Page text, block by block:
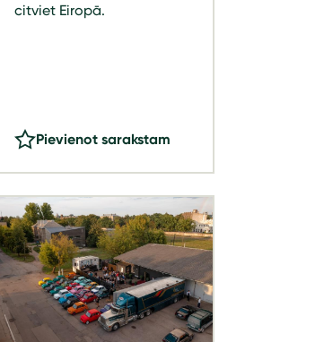
citviet Eiropā.
Pievienot sarakstam